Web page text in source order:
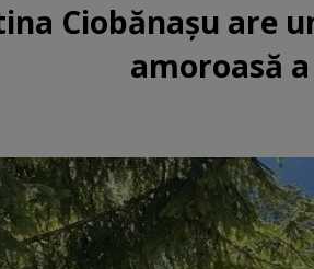
Ciobănașu are
amoroasă